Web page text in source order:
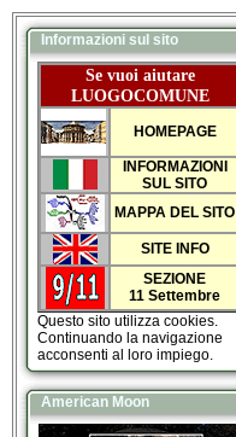
Informazioni sul sito
Se vuoi aiutare
LUOGOCOMUNE
HOMEPAGE
INFORMAZIONI
SUL SITO
MAPPA DEL SITO
SITE INFO
SEZIONE
11 Settembre
Questo sito utilizza cookies.
Continuando la navigazione
acconsenti al loro impiego.
American Moon